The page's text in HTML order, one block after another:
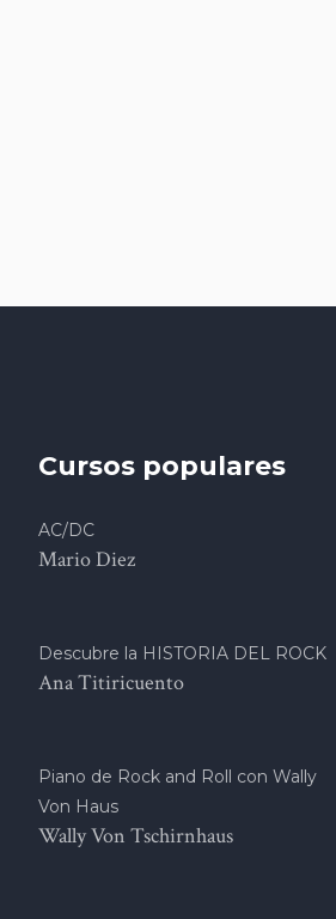
Cursos populares
AC/DC
Mario Diez
Descubre la HISTORIA DEL ROCK
Ana Titiricuento
Piano de Rock and Roll con Wally
Von Haus
Wally Von Tschirnhaus